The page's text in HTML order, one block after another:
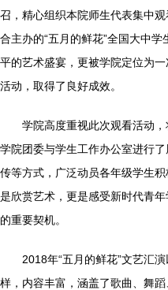
召，精心组织本院师生代表集中
合主办的“五月的鲜花”全国大中
平的艺术盛宴，更被学院定位为
活动，取得了良好成效。
学院高度重视此次观看活动
学院团委与学生工作办公室进行
传等方式，广泛动员各年级学生
是欣赏艺术，更是感受新时代青
的重要契机。
2018年“五月的鲜花”文艺汇
样，内容丰富，涵盖了歌曲、舞